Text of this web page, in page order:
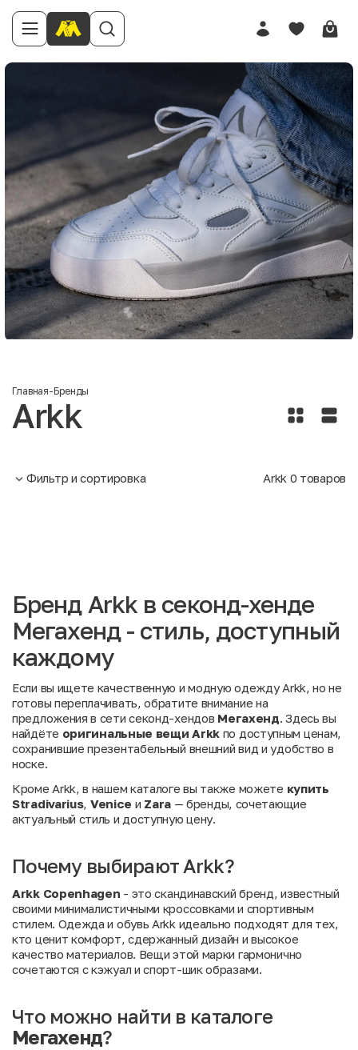
Главная-Бренды
Arkk
Фильтр и сортировка Arkk 0 товаров
Бренд Arkk в секонд-хенде
Мегахенд - стиль, доступный
каждому
Если вы ищете качественную и модную одежду Arkk, но не
готовы переплачивать, обратите внимание на
предложения в сети секонд-хендов Мегахенд. Здесь вы
найдёте оригинальные вещи Arkk по доступным ценам,
сохранившие презентабельный внешний вид и удобство в
носке.
Кроме Arkk, в нашем каталоге вы также можете купить
Stradivarius, Venice и Zara— бренды, сочетающие
актуальный стиль и доступную цену.
Почему выбирают Arkk?
Arkk Copenhagen - это скандинавский бренд, известный
своими минималистичными кроссовками и спортивным
стилем. Одежда и обувь Arkk идеально подходят для тех,
кто ценит комфорт, сдержанный дизайн и высокое
качество материалов. Вещи этой марки гармонично
сочетаются с кэжуал и спорт-шик образами.
Что можно найти в каталоге
Мегахенд?